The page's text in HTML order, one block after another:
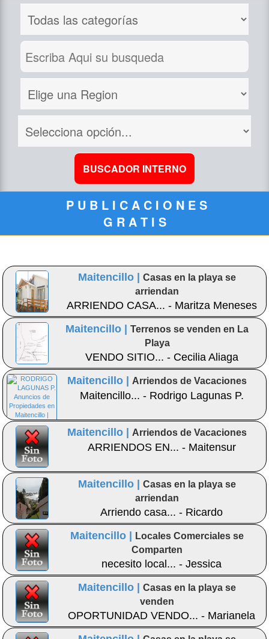
P U B L I C A C I O N E S
G R A T I S
Maitencillo |Casas en la playa se
arriendan
ARRIENDO CASA... - Maritza Meneses
Maitencillo |Terrenos se venden en La
Playa
VENDO SITIO... - Cecilia Aliaga
Maitencillo |Arriendos de Vacaciones
Maitencillo... - Rodrigo Lagunas P.
Maitencillo |Arriendos de Vacaciones
ARRIENDOS EN... - Maitensur
Maitencillo |Casas en la playa se
arriendan
Arriendo casa... - Ricardo
Maitencillo |
Locales Comerciales se
Comparten
necesito local... - Jessica
Maitencillo |Casas en la playa se
venden
OPORTUNIDAD VENDO... - Marianela